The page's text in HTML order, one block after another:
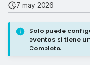
7 may 2026
Solo puede
eventos si tiene
Complete.